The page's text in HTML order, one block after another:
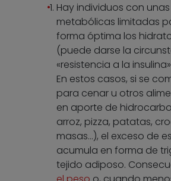
Hay individuos con
metabólicas limitadas
forma óptima los
(puede darse la
«resistencia a la
En estos casos, si se
para cenar u otros
en aporte de
arroz, pizza, patatas,
masas…), el exceso de
acumula en forma de
tejido adiposo.